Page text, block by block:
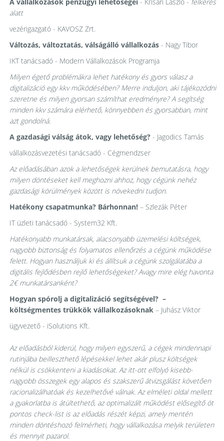
alatt
vezérigazgató - KAVOSZ Zrt.
Változás, változtatás, válságálló vállalkozás - Nagy Tibor
IKT tanácsadó - Modern Vállalkozások Programja
Milyen égető problémákra lehet hatékony és gyors válasz a
digitalizáció egy kkv működésében? Merre induljon, aki tájékozódni
szeretne és milyen gyorsan számíthat eredményre? A segítség
minden kkv számára elérhető, könnyebben és gyorsabban, mint
azt gondolná.
A gazdasági válság átok, vagy lehetőség? - Jagodics Tamás
vállalkozásvezetési tanácsadó - Cégmendzser
Az előadásában azok a lehetőségek kerülnek bemutatásra, hogy
milyen döntéseket kell meghozni ahhoz, hogy cégünk nehéz
gazdasági körülmények között is növekedni tudjon.
Hatékony csapatmunka? Bárhonnan! – Szlezák Péter
IT üzleti tanácsadó - System32 Kft.
Hatékonyabb munkatársak, alacsonyabb üzemelési költségek,
nagyobb biztonság és folyamatos ellenőrzés a cégünk működése
felett. Hogyan használjuk ki és állítsuk a cégünk szolgálatába a
digitális fejlődésben rejlő lehetőségeket? Avagy mire elég havonta
2€ munkatársanként?
Hogyan spórolj a digitalizáció segítségével? –
költségmentes trükkök vállalkozásoknak – Juhász Viktor
ügyvezető - iSolutions Kft.
Az előadásból kiderül, hogy milyen egyszerű, a cégek mindennapi
rutinjába beilleszthető lépésekkel lehet akár plusz költségek
nélkül is csökkenteni a kiadásokat. Az itt-ott elfolyó kisebb-
nagyobb összegek egy alapos és szakszerű átvizsgálást követően
racionalizálhatóak és kezelhetővé válnak. Az elméleti oldal mellett
a gyakorlatba is átültethető, az optimalizált működést elősegítő öt
pontos check-list is az előadás részét képzi, amely mentén
minden döntéshozó felmérheti, hogy vállalkozása melyik területen
és mennyit pazarol.